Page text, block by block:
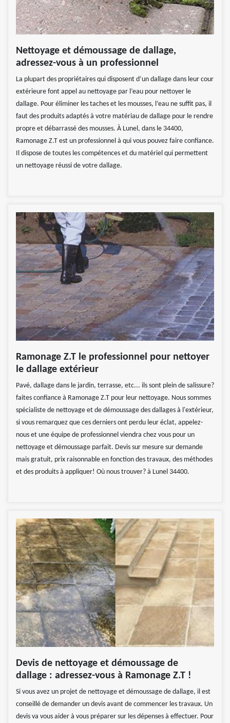
Nettoyage et démoussage de dallage,
adressez-vous à un professionnel
La plupart des propriétaires qui disposent d’un dallage dans leur cour
extérieure font appel au nettoyage par l’eau pour nettoyer le
dallage. Pour éliminer les taches et les mousses, l’eau ne suffit pas, il
faut des produits adaptés à votre matériau de dallage pour le rendre
propre et débarrassé des mousses. À Lunel, dans le 34400,
Ramonage Z.T est un professionnel à qui vous pouvez faire confiance.
Il dispose de toutes les compétences et du matériel qui permettent
un nettoyage réussi de votre dallage.
Ramonage Z.T le professionnel pour nettoyer
le dallage extérieur
Pavé, dallage dans le jardin, terrasse, etc... ils sont plein de salissure?
faites confiance à Ramonage Z.T pour leur nettoyage. Nous sommes
spécialiste de nettoyage et de démoussage des dallages à l'extérieur,
si vous remarquez que ces derniers ont perdu leur éclat, appelez-
nous et une équipe de professionnel viendra chez vous pour un
nettoyage et démoussage parfait. Devis sur mesure sur demande
mais gratuit, prix raisonnable en fonction des travaux, des méthodes
et des produits à appliquer! Où nous trouver? à Lunel 34400.
Devis de nettoyage et démoussage de
dallage : adressez-vous à Ramonage Z.T !
Si vous avez un projet de nettoyage et démoussage de dallage, il est
conseillé de demander un devis avant de commencer les travaux. Un
devis va vous aider à vous préparer sur les dépenses à effectuer. Pour